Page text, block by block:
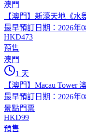
澳門
【澳門】新濠天地《
最早預訂日期：2026年
HKD473
預售
澳門
1 天
【澳門】Macau Tower
最早預訂日期：2026年
景點門票
HKD99
預售